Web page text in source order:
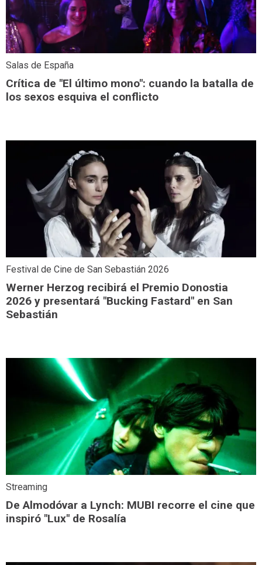
Salas de España
Crítica de "El último mono": cuando la batalla de
los sexos esquiva el conflicto
Festival de Cine de San Sebastián 2026
Werner Herzog recibirá el Premio Donostia
2026 y presentará "Bucking Fastard" en San
Sebastián
Streaming
De Almodóvar a Lynch: MUBI recorre el cine que
inspiró "Lux" de Rosalía